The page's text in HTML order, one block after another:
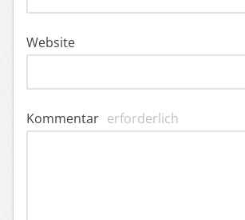
Website
Kommentar erforderlich